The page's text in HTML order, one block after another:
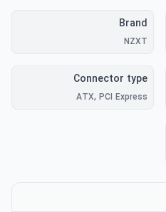
Brand
NZXT
Connector type
ATX, PCI Express